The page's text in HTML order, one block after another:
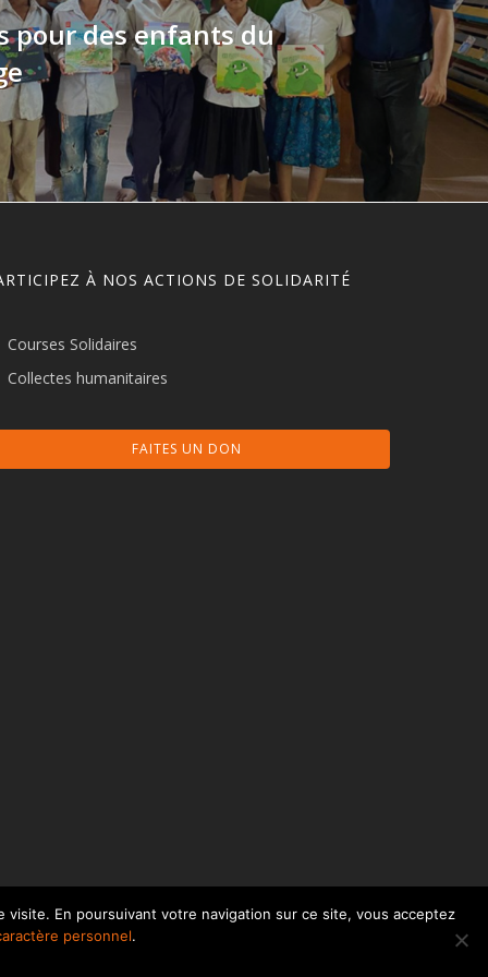
pour des enfants du
À NOS ACTIONS DE SOLIDARITÉ
Courses Solidaires
Collectes humanitaires
FAITES UN DON
En poursuivant votre navigation sur ce site, vous acceptez
personnel.